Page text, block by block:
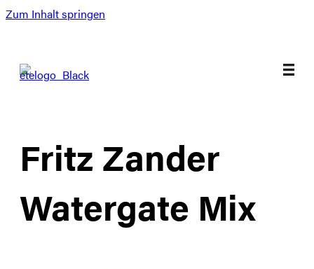
Zum Inhalt springen
Fritz Zander
Watergate Mix